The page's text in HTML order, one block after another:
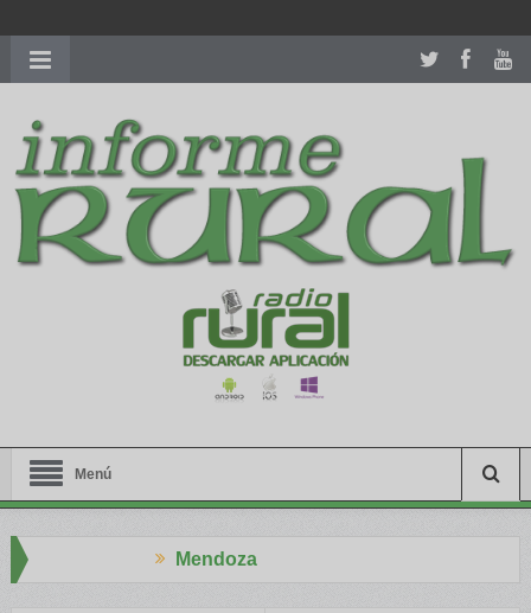
richardmillereplica
women.patekphilippe.tofor sale in usa recognized command with
dining room table ceremony. welcome to our
perfectwatches.is
shop. best youngsexdoll.comwith professional customer
services. 1: 1 design high
https://reallydiamond.com/
Menú
Mendoza